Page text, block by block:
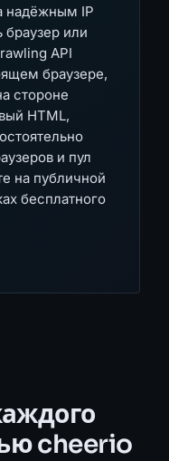
надёжным IP
браузер или
API
браузере,
стороне
HTML,
и пул
на публичной
бесплатного
cheerio